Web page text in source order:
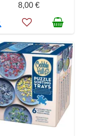
8,00 €